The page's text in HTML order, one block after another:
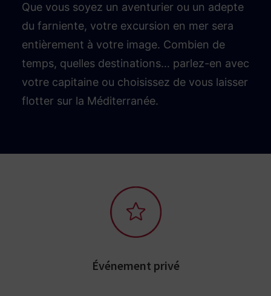
Que vous soyez un aventurier ou un adepte
du farniente, votre excursion en mer sera
entièrement à votre image. Combien de
temps, quelles destinations… parlez-en avec
votre capitaine ou choisissez de vous laisser
flotter sur la Méditerranée.
Événement privé